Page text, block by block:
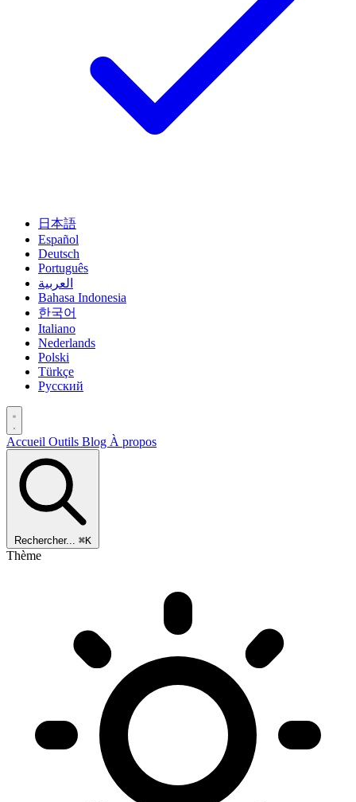
日本語
Español
Deutsch
Português
العربية
Bahasa Indonesia
한국어
Italiano
Nederlands
Polski
Türkçe
Русский
Accueil Outils Blog À propos
Rechercher... ⌘K
Thème